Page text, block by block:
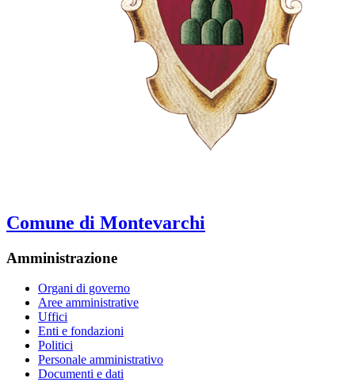
Comune di Montevarchi
Amministrazione
Organi di governo
Aree amministrative
Uffici
Enti e fondazioni
Politici
Personale amministrativo
Documenti e dati